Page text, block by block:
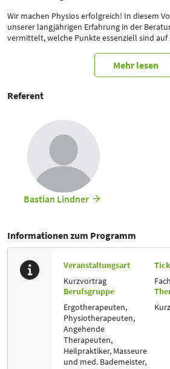
Wir machen Physios erfolgreich! In diesem
unserer langjährigen Erfahrung in der
vermittelt, welche Punkte essenziell sind auf
mehr Konkurrenz geprägtem Markt? Wie
Gründungsphase dem Fachkräftemangel
kann ich diese umgehen? Wie kann ich ein
Mehr lesen
Referent
Bastian Lindner
Informationen zum Programm
Veranstaltungsart
Kurzvortrag
Berufsgruppe
Ergotherapeuten,
Physiotherapeuten,
Angehende
Therapeuten,
Heilpraktiker, Masseure
und med. Bademeister,